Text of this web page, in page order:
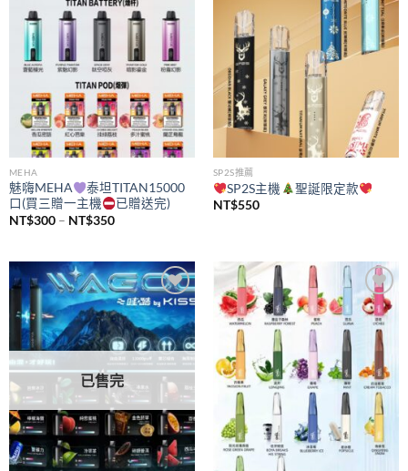
MEHA
魅嗨MEHA
泰坦TITAN15000
口(買三贈一主機
已贈送完)
NT$300 – NT$350價
NT$300
到
NT$350
SP2S推薦
SP2S主機
聖誕限定款
NT$550
Add to
wishlist
已售完
Add to
wishlist